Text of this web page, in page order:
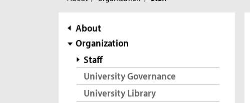
here:
subnavigation
About
Organization
Staff
University Governance
University Library